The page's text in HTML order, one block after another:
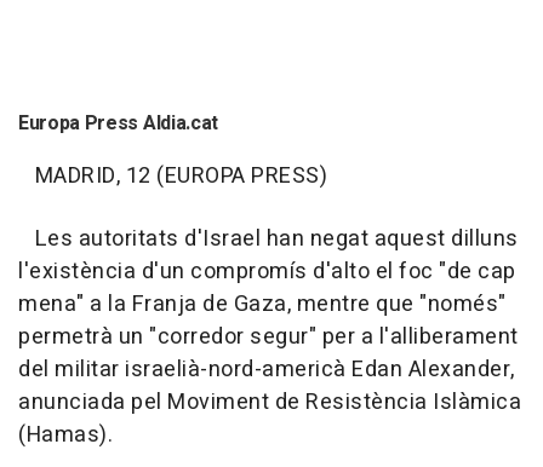
Europa Press Aldia.cat
MADRID, 12 (EUROPA PRESS)
Les autoritats d'Israel han negat aquest dilluns
l'existència d'un compromís d'alto el foc "de cap
mena" a la Franja de Gaza, mentre que "només"
permetrà un "corredor segur" per a l'alliberament
del militar israelià-nord-americà Edan Alexander,
anunciada pel Moviment de Resistència Islàmica
(Hamas).